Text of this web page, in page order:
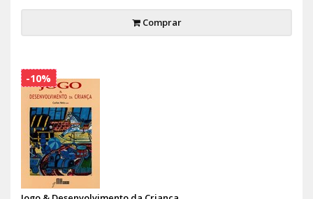
Comprar
-10%